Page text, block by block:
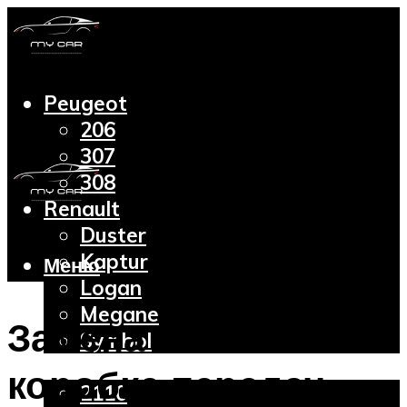
Peugeot
206
307
308
Renault
Duster
Kaptur
Logan
Megane
Symbol
2110
Меню
Замена масла в
коробке передач